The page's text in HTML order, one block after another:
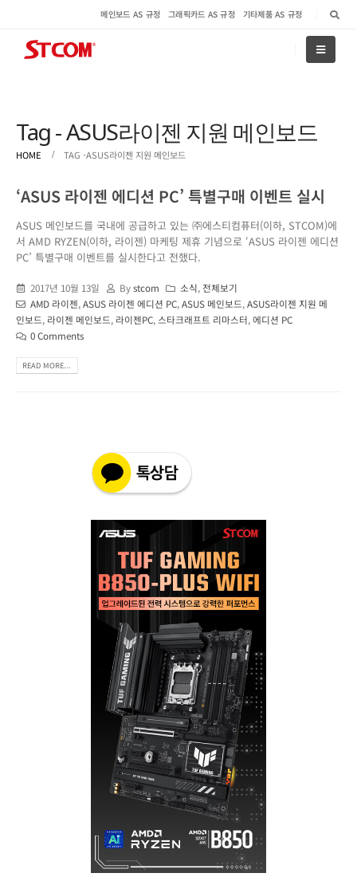
메인보드 AS 규정 그래픽카드 AS 규정 기타제품 AS 규정
Tag - ASUS라이젠 지원 메인보드
HOME TAG -ASUS라이젠 지원 메인보드
‘ASUS 라이젠 에디션 PC’ 특별구매 이벤트 실시
ASUS 메인보드를 국내에 공급하고 있는 ㈜에스티컴퓨터(이하, STCOM)에
서 AMD RYZEN(이하, 라이젠) 마케팅 제휴 기념으로 ‘ASUS 라이젠 에디션
PC’ 특별구매 이벤트를 실시한다고 전했다.
2017년 10월 13일 Bystcom 소식, 전체보기
AMD 라이젠,ASUS 라이젠 에디션 PC,ASUS 메인보드,ASUS라이젠 지원 메
인보드, 라이젠 메인보드, 라이젠PC,스타크래프트 리마스터,에디션 PC
0 Comments
READ MORE...